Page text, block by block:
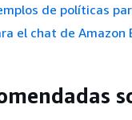
de políticas
el chat de Amazon